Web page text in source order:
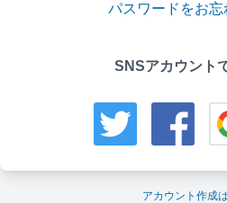
パスワードをお忘
SNSアカウント
アカウント作成